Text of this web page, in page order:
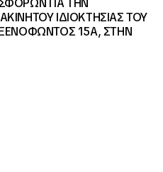
ΓΙΑ ΤΗΝ
ΙΔΙΟΚΤΗΣΙΑΣ ΤΟΥ
ΞΕΝΟΦΩΝΤΟΣ 15Α, ΣΤΗΝ